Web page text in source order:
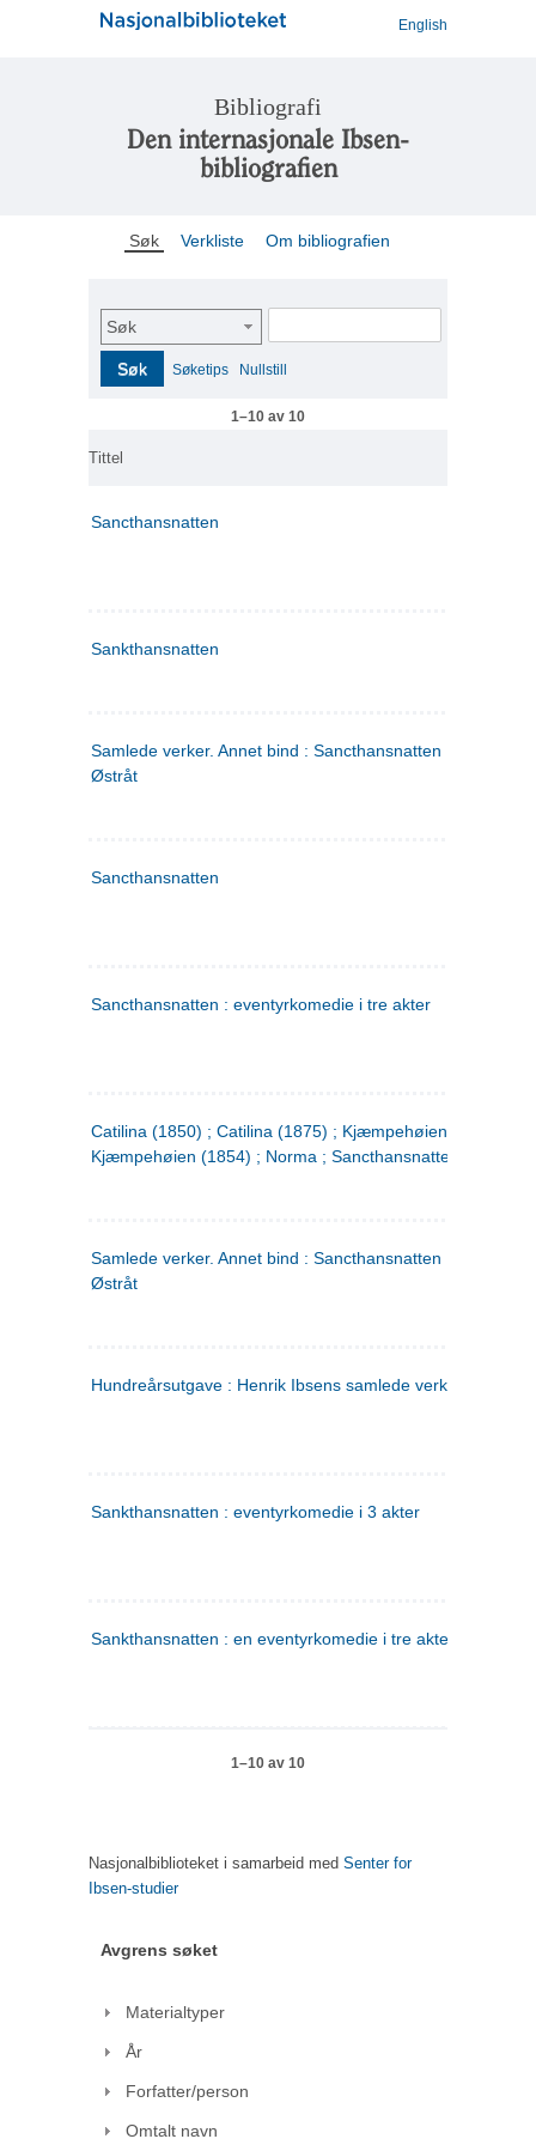
English
Bibliografi
Den internasjonale Ibsen-
bibliografien
Søk Verkliste Om bibliografien
Søk
Søk Søketips Nullstill
1–10 av 10
Tittel
Sancthansnatten
Sankthansnatten
Samlede verker. Annet bind : Sancthansnatten ; Fru Inger
Østråt
Sancthansnatten
Sancthansnatten : eventyrkomedie i tre akter
Catilina (1850) ; Catilina (1875) ; Kjæmpehøien (1850) ;
Kjæmpehøien (1854) ; Norma ; Sancthansnatten
Samlede verker. Annet bind : Sancthansnatten ; Fru Inger
Østråt
Hundreårsutgave : Henrik Ibsens samlede verker. 2
Sankthansnatten : eventyrkomedie i 3 akter
Sankthansnatten : en eventyrkomedie i tre akter
1–10 av 10
Nasjonalbiblioteket i samarbeid med Senter for
Ibsen-studier
Avgrens søket
Materialtyper
År
Forfatter/person
Omtalt navn